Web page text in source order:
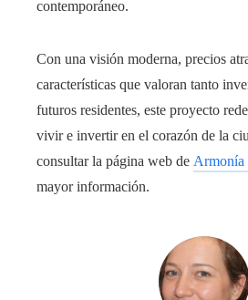
contemporáneo.
Con una visión moderna, precios
características que valoran tanto
futuros residentes, este proyecto
vivir e invertir en el corazón de la
consultar la página web de Armonía
mayor información.